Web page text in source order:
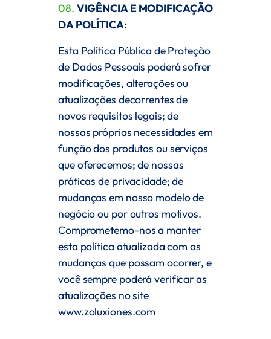
08. VIGÊNCIA E MODIFICAÇÃO
DA POLÍTICA:
Esta Política Pública de Proteção
de Dados Pessoais poderá sofrer
modificações, alterações ou
atualizações decorrentes de
novos requisitos legais; de
nossas próprias necessidades em
função dos produtos ou serviços
que oferecemos; de nossas
práticas de privacidade; de
mudanças em nosso modelo de
negócio ou por outros motivos.
Comprometemo-nos a manter
esta política atualizada com as
mudanças que possam ocorrer, e
você sempre poderá verificar as
atualizações no site
www.zoluxiones.com